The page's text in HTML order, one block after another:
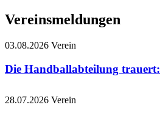
Vereinsmeldungen
03.08.2026 Verein
Die Handballabteilung trauert:
28.07.2026 Verein